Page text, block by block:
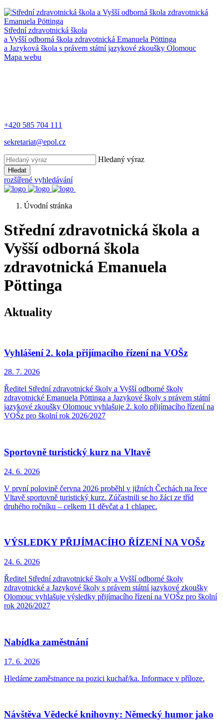
Střední zdravotnická škola
a Vyšší odborná škola zdravotnická Emanuela Pöttinga
a Jazyková škola s právem státní jazykové zkoušky Olomouc
Mapa webu
+420 585 704 111
sekretariat@epol.cz
Hledaný výraz
Hledat
rozšířené vyhledávání
Úvodní stránka
Střední zdravotnická škola a
Vyšší odborná škola
zdravotnická Emanuela
Pöttinga
Aktuality
Vyhlášení 2. kola přijímacího řízení na VOŠz
28. 7. 2026
Ředitel Střední zdravotnické školy a Vyšší odborné školy
zdravotnické Emanuela Pöttinga a Jazykové školy s právem státní
jazykové zkoušky Olomouc vyhlašuje 2. kolo přijímacího řízení na
VOŠz pro školní rok 2026/2027
Sportovně turistický kurz na Vltavě
24. 6. 2026
V první polovině června 2026 proběhl v jižních Čechách na řece
Vltavě sportovně turistický kurz. Zúčastnili se ho žáci ze tříd
druhého ročníku – celkem 11 děvčat a 1 chlapec.
VÝSLEDKY PŘIJÍMACÍHO ŘÍZENÍ NA VOŠz
24. 6. 2026
Ředitel Střední zdravotnické školy a Vyšší odborné školy
zdravotnické a Jazykové školy s právem státní jazykové zkoušky
Olomouc vyhlašuje výsledky přijímacího řízení na VOŠz pro školní
rok 2026/2027
Nabídka zaměstnání
17. 6. 2026
Hledáme zaměstnance na pozici kuchař/ka. Informace v příloze.
Návštěva Vědecké knihovny: Německý humor jako